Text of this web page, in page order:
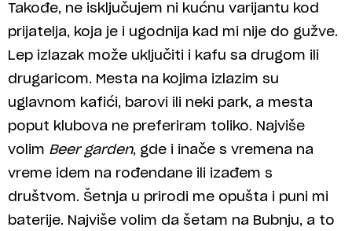
Takođe, ne isključujem ni kućnu varijantu kod
prijatelja, koja je i ugodnija kad mi nije do gužve.
Lep izlazak može uključiti i kafu sa drugom ili
drugaricom. Mesta na kojima izlazim su
uglavnom kafići, barovi ili neki park, a mesta
poput klubova ne preferiram toliko. Najviše
volim Beer garden, gde i inače s vremena na
vreme idem na rođendane ili izađem s
društvom. Šetnja u prirodi me opušta i puni mi
baterije. Najviše volim da šetam na Bubnju, a to